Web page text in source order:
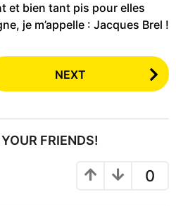
et bien tant pis pour elles
je m’appelle : Jacques Brel !
NEXT
FRIENDS!
0